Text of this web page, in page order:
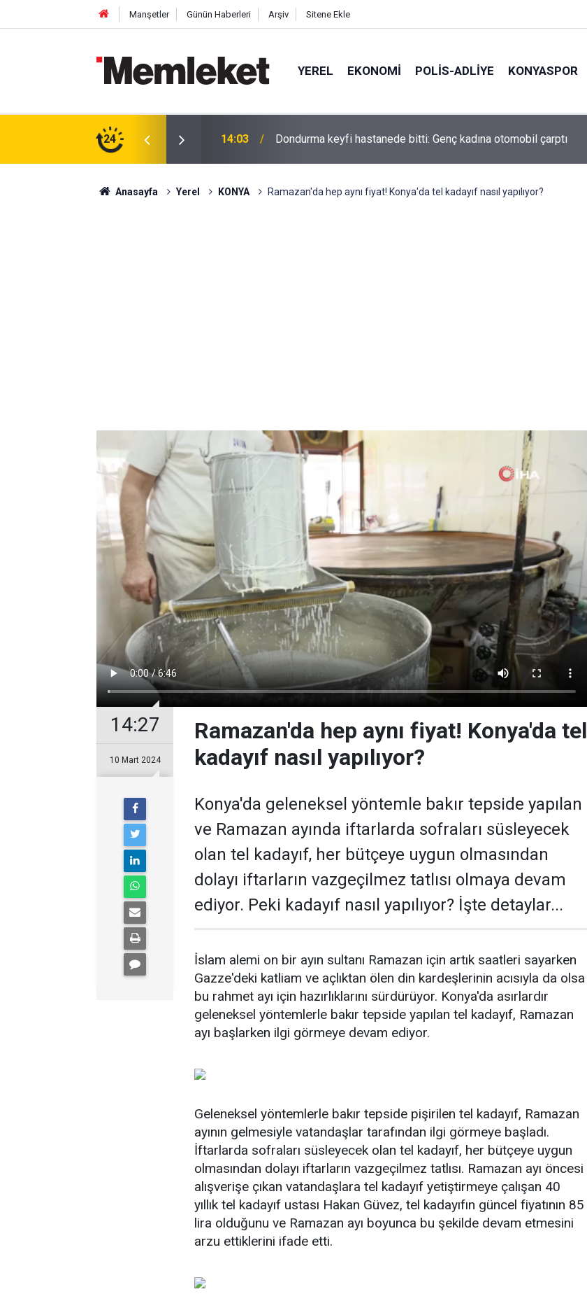
Manşetler Günün Haberleri Arşiv Sitene Ekle
YEREL EKONOMI POLİS-ADLİYE KONYASPOR
24
kadına otomobil çarptı 14:00 Yıkımı Engellemek İçin Lüks Araçları Siper Ettiler
Anasayfa Yerel KONYA Ramazan'da hep aynı fiyat! Konya'da tel kadayıf nasıl yapılıyor?
14:27
10 Mart 2024
Ramazan'da hep aynı fiyat! Konya'da tel
kadayıf nasıl yapılıyor?
Konya'da geleneksel yöntemle bakır tepside yapılan
ve Ramazan ayında iftarlarda sofraları süsleyecek
olan tel kadayıf, her bütçeye uygun olmasından
dolayı iftarların vazgeçilmez tatlısı olmaya devam
ediyor. Peki kadayıf nasıl yapılıyor? İşte detaylar...
İslam alemi on bir ayın sultanı Ramazan için artık saatleri sayarken
Gazze'deki katliam ve açlıktan ölen din kardeşlerinin acısıyla da olsa
bu rahmet ayı için hazırlıklarını sürdürüyor. Konya'da asırlardır
geleneksel yöntemlerle bakır tepside yapılan tel kadayıf, Ramazan
ayı başlarken ilgi görmeye devam ediyor.
Geleneksel yöntemlerle bakır tepside pişirilen tel kadayıf, Ramazan
ayının gelmesiyle vatandaşlar tarafından ilgi görmeye başladı.
İftarlarda sofraları süsleyecek olan tel kadayıf, her bütçeye uygun
olmasından dolayı iftarların vazgeçilmez tatlısı. Ramazan ayı öncesi
alışverişe çıkan vatandaşlara tel kadayıf yetiştirmeye çalışan 40
yıllık tel kadayıf ustası Hakan Güvez, tel kadayıfın güncel fiyatının 85
lira olduğunu ve Ramazan ayı boyunca bu şekilde devam etmesini
arzu ettiklerini ifade etti.